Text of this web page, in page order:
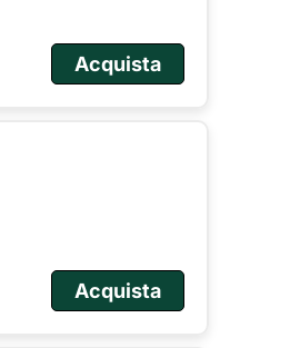
Acquista
Acquista